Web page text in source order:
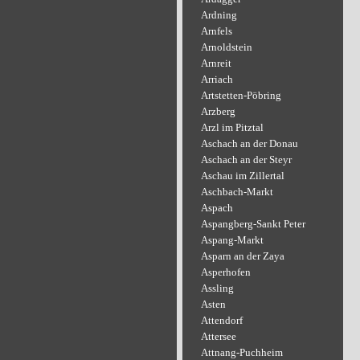
Ardning
Arnfels
Arnoldstein
Arnreit
Arriach
Artstetten-Pöbring
Arzberg
Arzl im Pitztal
Aschach an der Donau
Aschach an der Steyr
Aschau im Zillertal
Aschbach-Markt
Aspach
Aspangberg-Sankt Peter
Aspang-Markt
Asparn an der Zaya
Asperhofen
Assling
Asten
Attendorf
Attersee
Attnang-Puchheim